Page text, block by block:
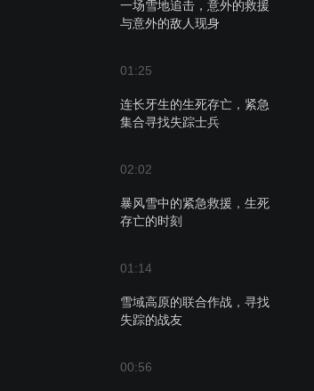
一场雪地追击，意外的救援
与意外的敌人现身
01:25
连长牙生的生死存亡，紧急
集合寻找失踪士兵
02:02
暴风雪中的紧急救援，生死
存亡的时刻
01:14
雪域高原的联合作战，寻找
失踪的战友
00:56